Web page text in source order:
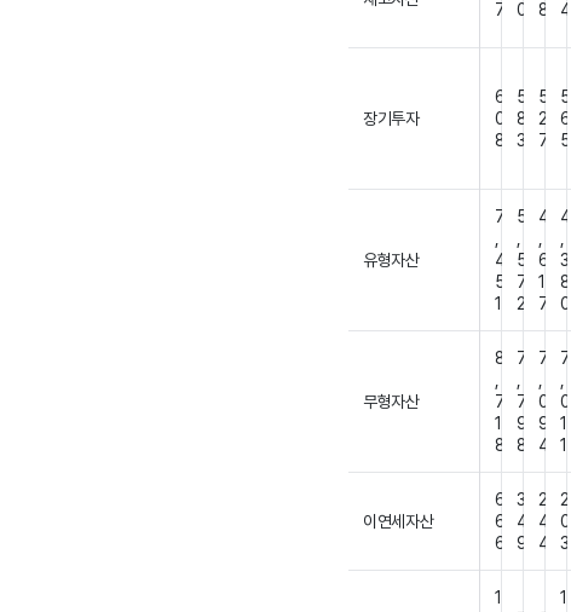
7
0
8
4
장기투자
6
0
8
5
8
3
5
2
7
5
6
5
유형자산
7
4
5
1
5
5
7
2
4
6
1
7
4
3
8
0
무형자산
8
7
1
8
7
7
9
8
7
0
9
4
7
0
1
1
이연세자산
6
6
6
3
4
9
2
4
4
2
0
3
1
1